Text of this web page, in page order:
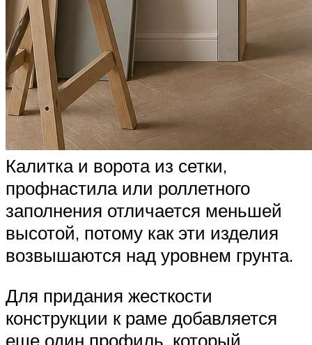
Калитка и ворота из сетки,
профнастила или роллетного
заполнения отличается меньшей
высотой, потому как эти изделия
возвышаются над уровнем грунта.
Для придания жесткости
конструкции к раме добавляется
еще один профиль, который